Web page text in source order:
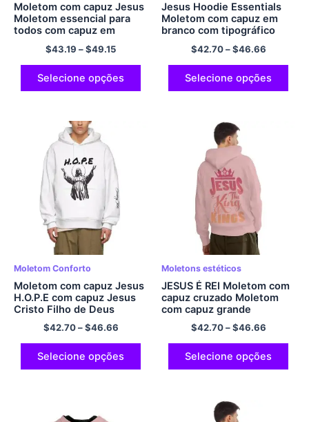
Moletom com capuz Jesus
Moletom essencial para
todos com capuz em
branco JESUS ​​THE KINGS
Moletom com capuz
cruzado Moletom com
capuz confortável de
poliéster com zíper
$43.19 –$49.15
Selecione opções
Jesus Hoodie Essentials
Moletom com capuz em
branco com tipográfico
JESUS ​​THE KINGS
Moletom com capuz Cruz
Moletom Conforto
Poliéster Pulôver Moletom
com capuz verde claro com
$42.70–$46.66
Selecione opções
Moletom Conforto
Moletom com capuz Jesus
H.O.P.E com capuz Jesus
Cristo Filho de Deus
Moletom com capuz
aconchegante conforto
clássico pulôver poliéster
com capuz
$42.70–$46.66
Selecione opções
Moletons estéticos
JESUS ​​É REI Moletom com
capuz cruzado Moletom
com capuz grande
Boyfriend Moletom com
capuz streetwear Conforto
Preppy Estético Moletom
com capuz de poliéster
para homens e mulheres
$42.70–$46.66
Selecione opções